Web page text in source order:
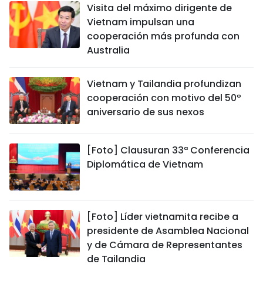
Visita del máximo dirigente de
Vietnam impulsan una
cooperación más profunda con
Australia
Vietnam y Tailandia profundizan
cooperación con motivo del 50º
aniversario de sus nexos
[Foto] Clausuran 33ª Conferencia
Diplomática de Vietnam
[Foto] Líder vietnamita recibe a
presidente de Asamblea Nacional
y de Cámara de Representantes
de Tailandia